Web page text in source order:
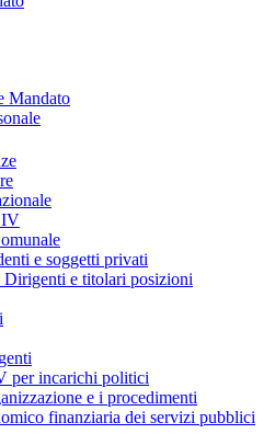
Mandato
e soggetti privati
e titolari posizioni
per incarichi politici
e i procedimenti
finanziaria dei servizi pubblici